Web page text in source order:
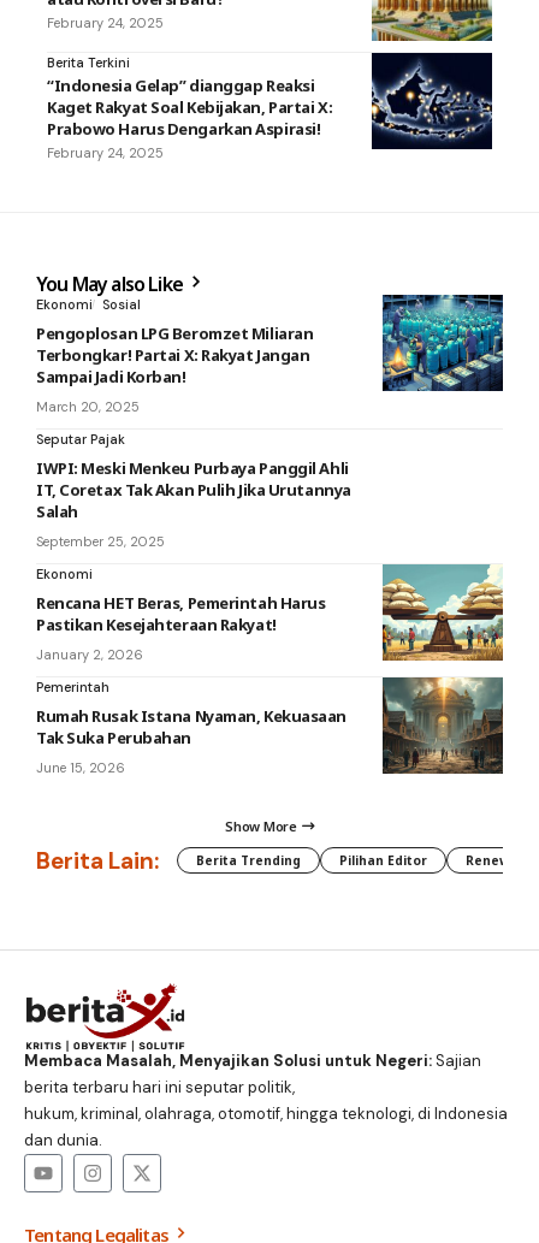
February 24, 2025
Berita Terkini
“Indonesia Gelap” dianggap Reaksi
Kaget Rakyat Soal Kebijakan, Partai X:
Prabowo Harus Dengarkan Aspirasi!
February 24, 2025
You May also Like
Ekonomi Sosial
Pengoplosan LPG Beromzet Miliaran
Terbongkar! Partai X: Rakyat Jangan
Sampai Jadi Korban!
March 20, 2025
Seputar Pajak
IWPI: Meski Menkeu Purbaya Panggil Ahli
IT, Coretax Tak Akan Pulih Jika Urutannya
Salah
September 25, 2025
Ekonomi
Rencana HET Beras, Pemerintah Harus
Pastikan Kesejahteraan Rakyat!
January 2, 2026
Pemerintah
Rumah Rusak Istana Nyaman, Kekuasaan
Tak Suka Perubahan
June 15, 2026
Show More
Berita Lain: Berita Trending Pilihan Editor
Membaca Masalah, Menyajikan Solusi untuk Negeri:Sajian
berita terbaru hari ini seputar politik,
hukum, kriminal, olahraga, otomotif, hingga teknologi, di Indonesia
dan dunia.
Tentang Legalitas